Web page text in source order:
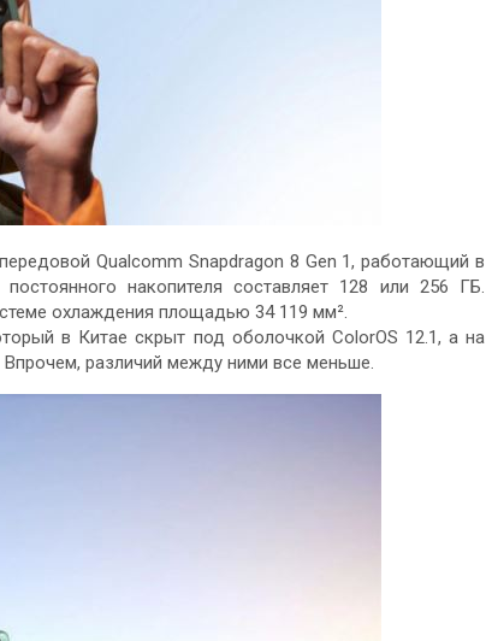
Qualcomm Snapdragon 8 Gen 1, работающий в
накопителя составляет 128 или 256 ГБ.
охлаждения площадью 34 119 мм².
в Китае скрыт под оболочкой ColorOS 12.1, а на
различий между ними все меньше.